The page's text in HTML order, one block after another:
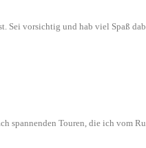
Sei vorsichtig und hab viel Spaß
spannenden Touren, die ich vom